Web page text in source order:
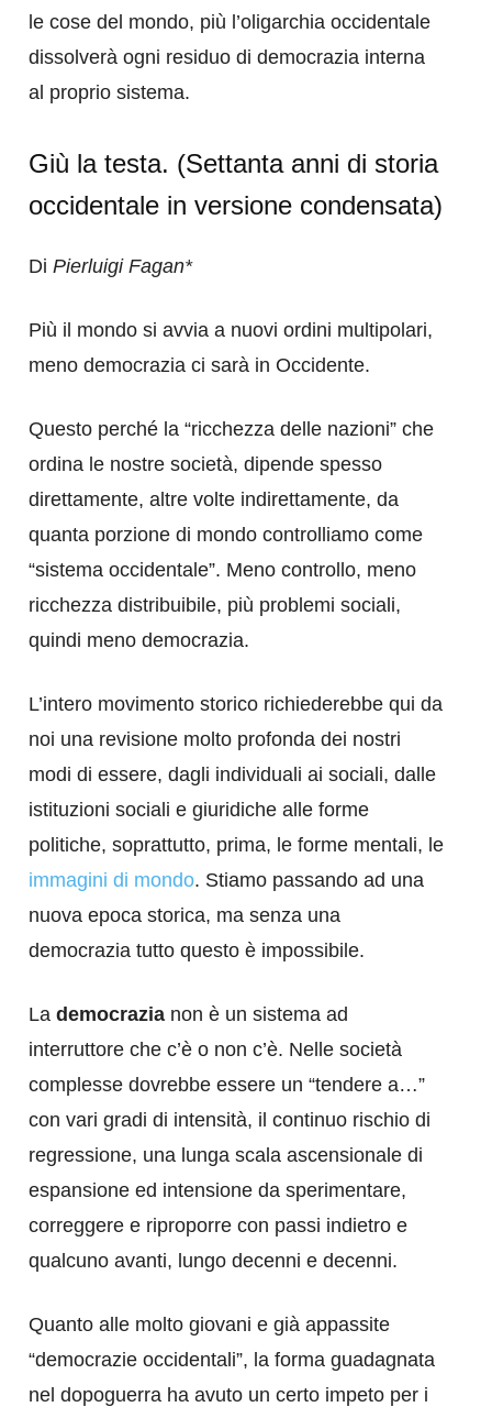
le cose del mondo, più l’oligarchia occidentale
dissolverà ogni residuo di democrazia interna
al proprio sistema.
Giù la testa. (Settanta anni di storia
occidentale in versione condensata)
Di Pierluigi Fagan*
Più il mondo si avvia a nuovi ordini multipolari,
meno democrazia ci sarà in Occidente.
Questo perché la “ricchezza delle nazioni” che
ordina le nostre società, dipende spesso
direttamente, altre volte indirettamente, da
quanta porzione di mondo controlliamo come
“sistema occidentale”. Meno controllo, meno
ricchezza distribuibile, più problemi sociali,
quindi meno democrazia.
L’intero movimento storico richiederebbe qui da
noi una revisione molto profonda dei nostri
modi di essere, dagli individuali ai sociali, dalle
istituzioni sociali e giuridiche alle forme
politiche, soprattutto, prima, le forme mentali, le
immagini di mondo. Stiamo passando ad una
nuova epoca storica, ma senza una
democrazia tutto questo è impossibile.
La democrazia non è un sistema ad
interruttore che c’è o non c’è. Nelle società
complesse dovrebbe essere un “tendere a…”
con vari gradi di intensità, il continuo rischio di
regressione, una lunga scala ascensionale di
espansione ed intensione da sperimentare,
correggere e riproporre con passi indietro e
qualcuno avanti, lungo decenni e decenni.
Quanto alle molto giovani e già appassite
“democrazie occidentali”, la forma guadagnata
nel dopoguerra ha avuto un certo impeto per i